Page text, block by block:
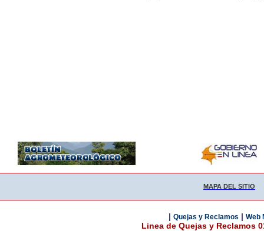
MAPA DEL SITIO
| Quejas y Reclamos | Web
Linea de Quejas y Reclamos